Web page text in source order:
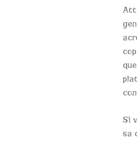
Si
sa